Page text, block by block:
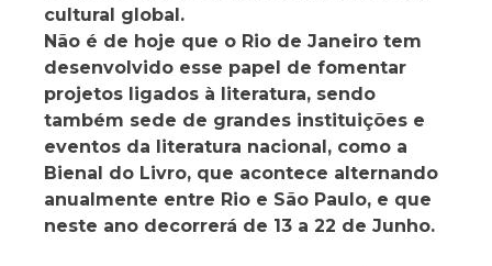
cultural global.
Não é de hoje que o Rio de Janeiro tem
desenvolvido esse papel de fomentar
projetos ligados à literatura, sendo
também sede de grandes instituições e
eventos da literatura nacional, como a
Bienal do Livro, que acontece alternando
anualmente entre Rio e São Paulo, e que
neste ano decorrerá de 13 a 22 de Junho.